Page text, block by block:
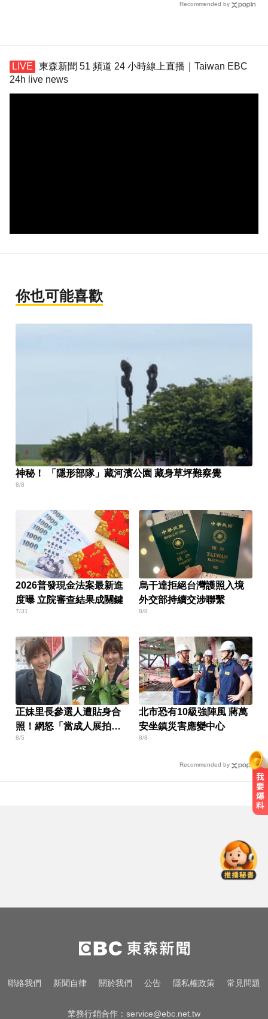
Recommended by
東森新聞 51 頻道 24 小時線上直播｜Taiwan EBC
24h live news
你也可能喜歡
神秘！ 「隱形部隊」藏河濱公園 藏身草坪難察覺
8/8
2026普發現金法案最新進
度曝 立院審查結果成關鍵
7/31
烏干達拒絕台灣護照入境
外交部持續交涉聯繫
8/8
正妹里長參選人遭貼身合
照！網怒「當成人展拍」
本人回應了
8/5
北市恐有10級強陣風 蔣萬
安坐鎮災害應變中心
8/8
Recommended by
道奇險勝響尾蛇終止7連敗
台指期夜盤狂飆736點 專家揭反彈
契機上看48000點
頻尿又腰痛？醫揭攝護腺癌奪命警
聯絡我們 新聞自律 關於我們 公告 隱私權政策 常見問題
業務行銷合作： service@ebc.net.tw